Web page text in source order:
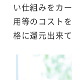
い仕組みをカ
用等のコスト
格に還元出来